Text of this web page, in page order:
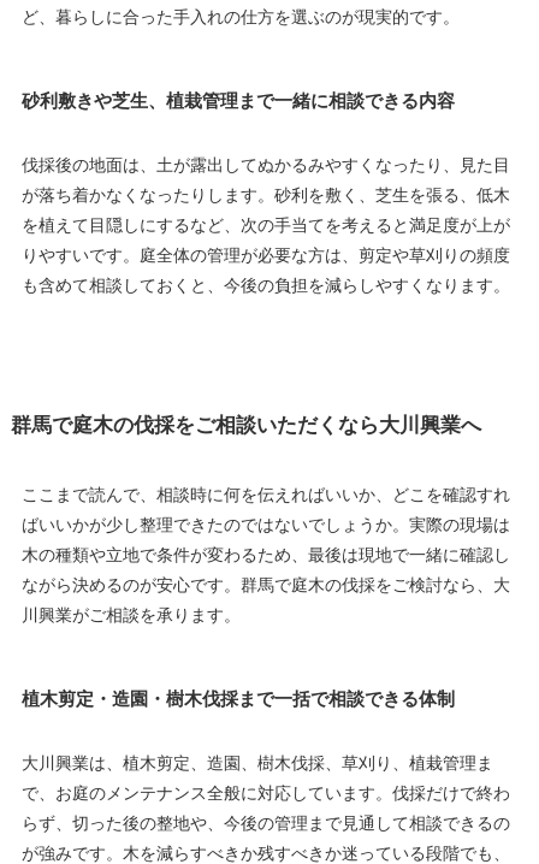
ど、暮らしに合った手入れの仕方を選ぶのが現実的です。
砂利敷きや芝生、植栽管理まで一緒に相談できる内容
伐採後の地面は、土が露出してぬかるみやすくなったり、見た目
が落ち着かなくなったりします。砂利を敷く、芝生を張る、低木
を植えて目隠しにするなど、次の手当てを考えると満足度が上が
りやすいです。庭全体の管理が必要な方は、剪定や草刈りの頻度
も含めて相談しておくと、今後の負担を減らしやすくなります。
群馬で庭木の伐採をご相談いただくなら大川興業へ
ここまで読んで、相談時に何を伝えればいいか、どこを確認すれ
ばいいかが少し整理できたのではないでしょうか。実際の現場は
木の種類や立地で条件が変わるため、最後は現地で一緒に確認し
ながら決めるのが安心です。群馬で庭木の伐採をご検討なら、大
川興業がご相談を承ります。
植木剪定・造園・樹木伐採まで一括で相談できる体制
大川興業は、植木剪定、造園、樹木伐採、草刈り、植栽管理ま
で、お庭のメンテナンス全般に対応しています。伐採だけで終わ
らず、切った後の整地や、今後の管理まで見通して相談できるの
が強みです。木を減らすべきか残すべきか迷っている段階でも、